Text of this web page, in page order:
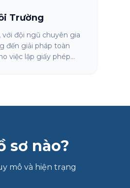
Trường
đội ngũ chuyên gia
đến giải pháp toàn
việc lập giấy phép...
sơ nào?
mô và hiện trạng